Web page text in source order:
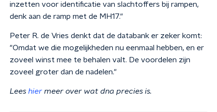
inzetten voor identificatie van slachtoffers bij rampen,
denk aan de ramp met de MH17."
Peter R. de Vries denkt dat de databank er zeker komt:
"Omdat we die mogelijkheden nu eenmaal hebben, en er
zoveel winst mee te behalen valt. De voordelen zijn
zoveel groter dan de nadelen."
Lees hier meer over wat dna precies is.